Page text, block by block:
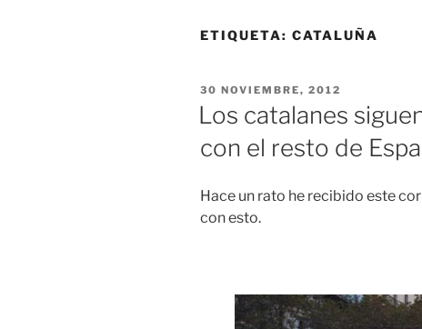
ETIQUETA: CATALUÑA
PUBLICADO
EL
30 NOVIEMBRE, 2012
Los catalanes
con el resto de
Hace un rato he recibido este
con esto.